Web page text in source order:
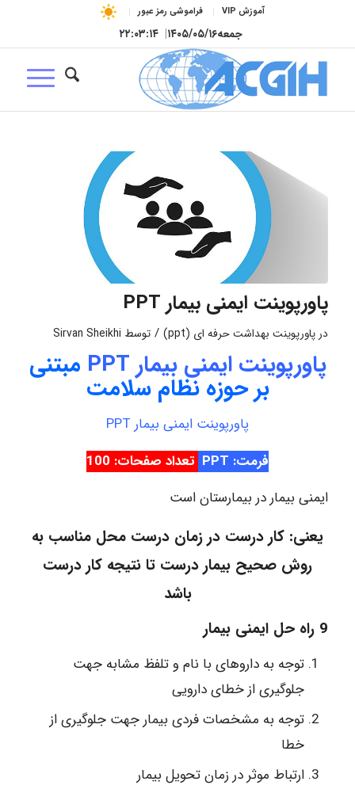
آموزش VIP فراموشی رمز عبور
جمعه۱۴۰۵/۰۵/۱۶| ۲۲:۰۳:۱۵
پاورپوینت ایمنی بیمار PPT
در پاورپوینت بهداشت حرفه ای (ppt) / توسط Sirvan Sheikhi
پاورپوینت ایمنی بیمار PPT مبتنی
بر حوزه نظام سلامت
پاورپوینت ایمنی بیمار PPT
فرمت: PPT
تعداد صفحات: 100
ایمنی بیمار در بیمارستان است
یعنی: کار درست در زمان درست محل مناسب به
روش صحیح بیمار درست تا نتیجه کار درست
باشد
9 راه حل ایمنی بیمار
توجه به داروهای با نام و تلفظ مشابه جهت
جلوگیری از خطای دارویی
توجه به مشخصات فردی بیمار جهت جلوگیری از
خطا
ارتباط موثر در زمان تحویل بیمار